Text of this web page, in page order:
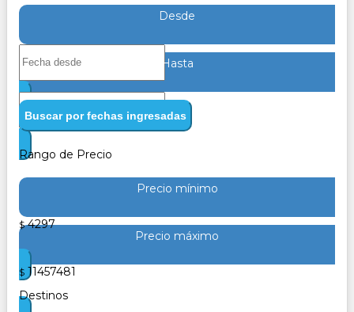
Desde
Hasta
Buscar por fechas ingresadas
Rango de Precio
Precio mínimo
$ 4297
Precio máximo
$ 11457481
Destinos